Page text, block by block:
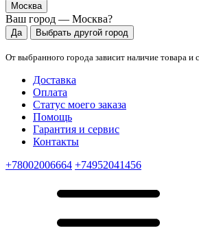
Москва
Ваш город — Москва?
Да Выбрать другой город
От выбранного города зависит наличие товара и
Доставка
Оплата
Статус моего заказа
Помощь
Гарантия и сервис
Контакты
+78002006664 +74952041456